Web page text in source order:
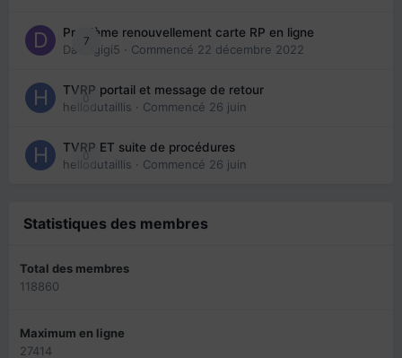
7
Problème renouvellement carte RP en ligne
Davidgigi5 · Commencé 22 décembre 2022
0
TVRP portail et message de retour
hellodutaillis · Commencé 26 juin
0
TVRP ET suite de procédures
hellodutaillis · Commencé 26 juin
Statistiques des membres
Total des membres
118860
Maximum en ligne
27414